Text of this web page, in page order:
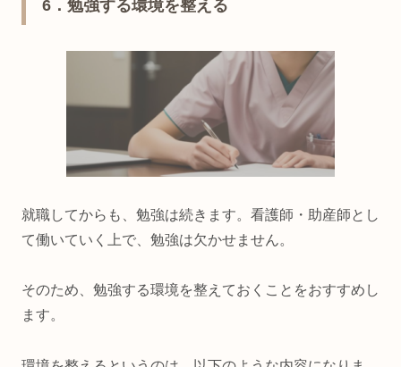
6．勉強する環境を整える
就職してからも、勉強は続きます。看護師・助産師とし
て働いていく上で、勉強は欠かせません。
そのため、勉強する環境を整えておくことをおすすめし
ます。